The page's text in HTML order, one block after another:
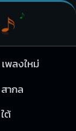
เพลงใหม่
สากล
ใต้